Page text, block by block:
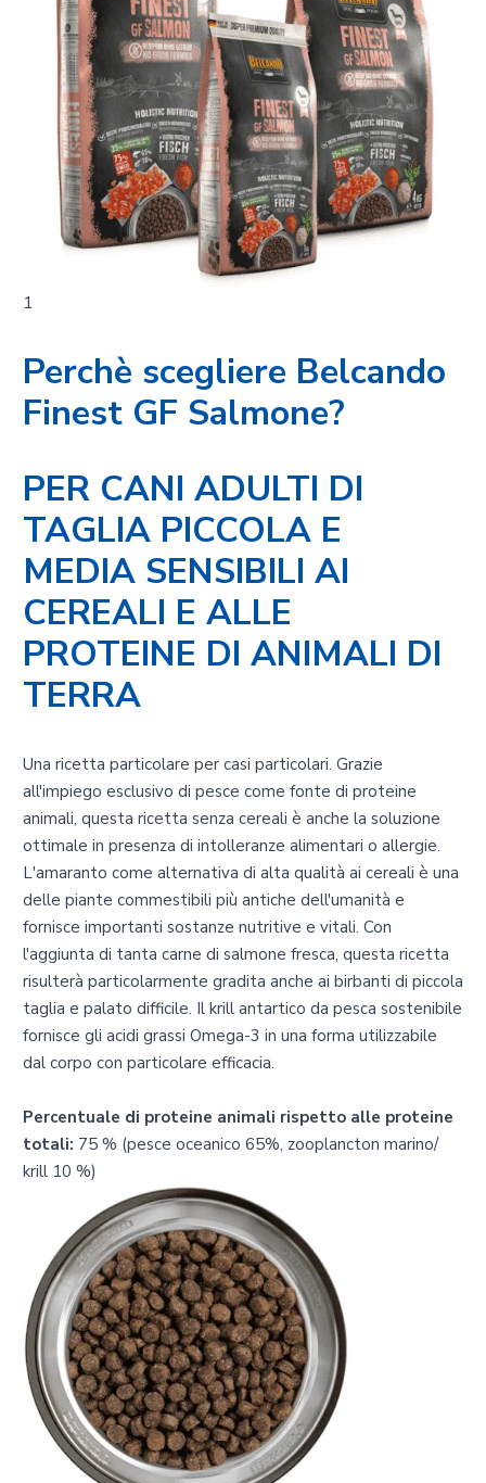
1
Perchè scegliere Belcando
Finest GF Salmone?
PER CANI ADULTI DI
TAGLIA PICCOLA E
MEDIA SENSIBILI AI
CEREALI E ALLE
PROTEINE DI ANIMALI DI
TERRA
Una ricetta particolare per casi particolari. Grazie
all'impiego esclusivo di pesce come fonte di proteine
animali, questa ricetta senza cereali è anche la soluzione
ottimale in presenza di intolleranze alimentari o allergie.
L'amaranto come alternativa di alta qualità ai cereali è una
delle piante commestibili più antiche dell'umanità e
fornisce importanti sostanze nutritive e vitali. Con
l'aggiunta di tanta carne di salmone fresca, questa ricetta
risulterà particolarmente gradita anche ai birbanti di piccola
taglia e palato difficile. Il krill antartico da pesca sostenibile
fornisce gli acidi grassi Omega-3 in una forma utilizzabile
dal corpo con particolare efficacia.
Percentuale di proteine animali rispetto alle proteine
totali: 75 % (pesce oceanico 65%, zooplancton marino/
krill 10 %)